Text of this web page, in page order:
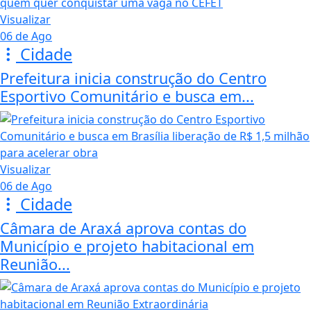
Visualizar
06 de Ago
Cidade
Prefeitura inicia construção do Centro
Esportivo Comunitário e busca em...
Visualizar
06 de Ago
Cidade
Câmara de Araxá aprova contas do
Município e projeto habitacional em
Reunião...